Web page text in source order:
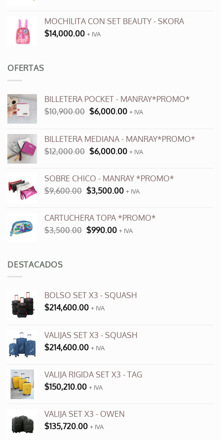
MOCHILITA CON SET BEAUTY - SKORA
$14,000.00 + IVA
OFERTAS
BILLETERA POCKET - MANRAY*PROMO*
$10,900.00 El
era:
$10,900.00.
$6,000.00El
es:
$6,000.00.
+ IVA
BILLETERA MEDIANA - MANRAY*PROMO*
$12,000.00 El
era:
$12,000.00.
$6,000.00El
es:
$6,000.00.
+ IVA
SOBRE CHICO - MANRAY *PROMO*
$9,600.00 El
era:
$9,600.00.
$3,500.00El
es:
$3,500.00.
+ IVA
CARTUCHERA TOPA *PROMO*
$3,500.00 El
$990.00El+ IVA
DESTACADOS
BOLSO SET X3 - SQUASH
$214,600.00 + IVA
VALIJAS SET X3 - SQUASH
$214,600.00 + IVA
VALIJA RIGIDA SET X3 - TAG
$150,210.00 + IVA
VALIJA SET X3 - OWEN
$135,720.00 + IVA